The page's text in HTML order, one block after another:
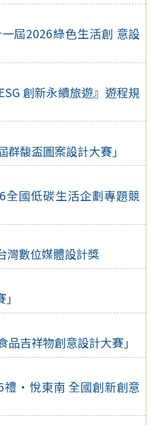
屆2026綠色生活創 意設
創新永續旅遊』遊程規
馥盃圖案設計大賽」
全國低碳生活企劃專題競
灣數位媒體設計獎
吉祥物創意設計大賽」
禮•悅東南 全國創新創意